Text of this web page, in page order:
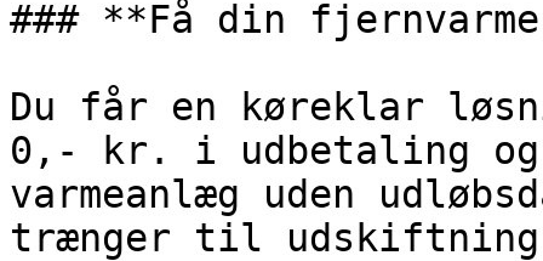
### **Få din
Du får en køreklar
0,- kr. i udbetaling og
varmeanlæg uden
trænger til